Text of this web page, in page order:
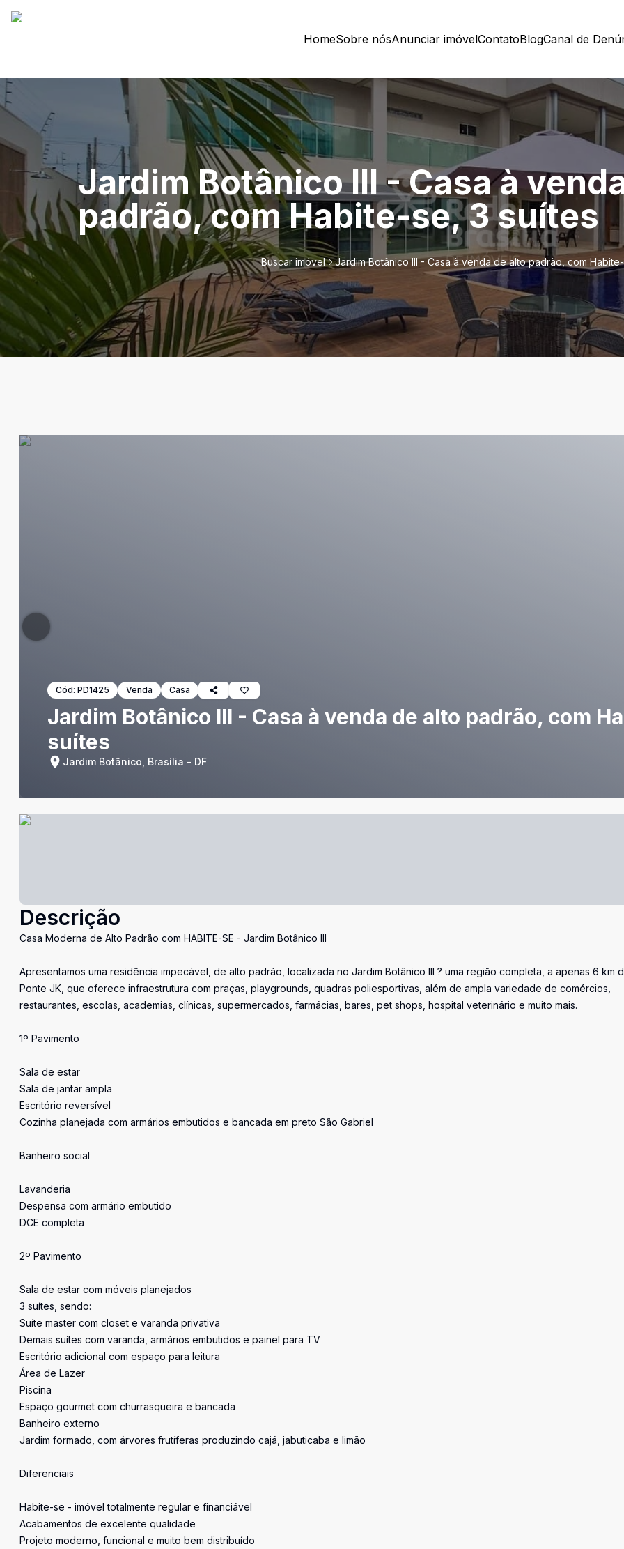
HomeSobre nósAnunciar imóvelContatoBlogCanal de
Jardim Botânico III - Casa à
padrão, com Habite-se, 3 suítes
Buscar imóvel Jardim Botânico III - Casa à venda de alto padrão, com
Cód: PD1425 Venda Casa
Jardim Botânico III - Casa à venda de alto padrão, com
suítes
Jardim Botânico, Brasília - DF
Descrição
Casa Moderna de Alto Padrão com HABITE-SE - Jardim Botânico III
Apresentamos uma residência impecável, de alto padrão, localizada no Jardim Botânico III ? uma região completa, a apenas 6 km
Ponte JK, que oferece infraestrutura com praças, playgrounds, quadras poliesportivas, além de ampla variedade de comércios,
restaurantes, escolas, academias, clínicas, supermercados, farmácias, bares, pet shops, hospital veterinário e muito mais.
1º Pavimento
Sala de estar
Sala de jantar ampla
Escritório reversível
Cozinha planejada com armários embutidos e bancada em preto São Gabriel
Banheiro social
Lavanderia
Despensa com armário embutido
DCE completa
2º Pavimento
Sala de estar com móveis planejados
3 suítes, sendo:
Suíte master com closet e varanda privativa
Demais suítes com varanda, armários embutidos e painel para TV
Escritório adicional com espaço para leitura
Área de Lazer
Piscina
Espaço gourmet com churrasqueira e bancada
Banheiro externo
Jardim formado, com árvores frutíferas produzindo cajá, jabuticaba e limão
Diferenciais
Habite-se - imóvel totalmente regular e financiável
Acabamentos de excelente qualidade
Projeto moderno, funcional e muito bem distribuído